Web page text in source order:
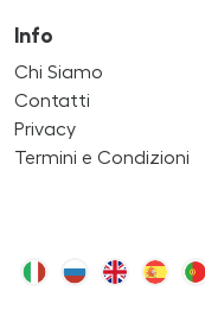
Info
Chi Siamo
Contatti
Privacy
Termini e Condizioni